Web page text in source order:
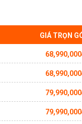
GIÁ TRỌN